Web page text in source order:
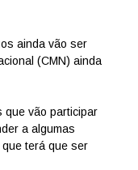
ainda vão ser
(CMN) ainda
que vão participar
a algumas
terá que ser